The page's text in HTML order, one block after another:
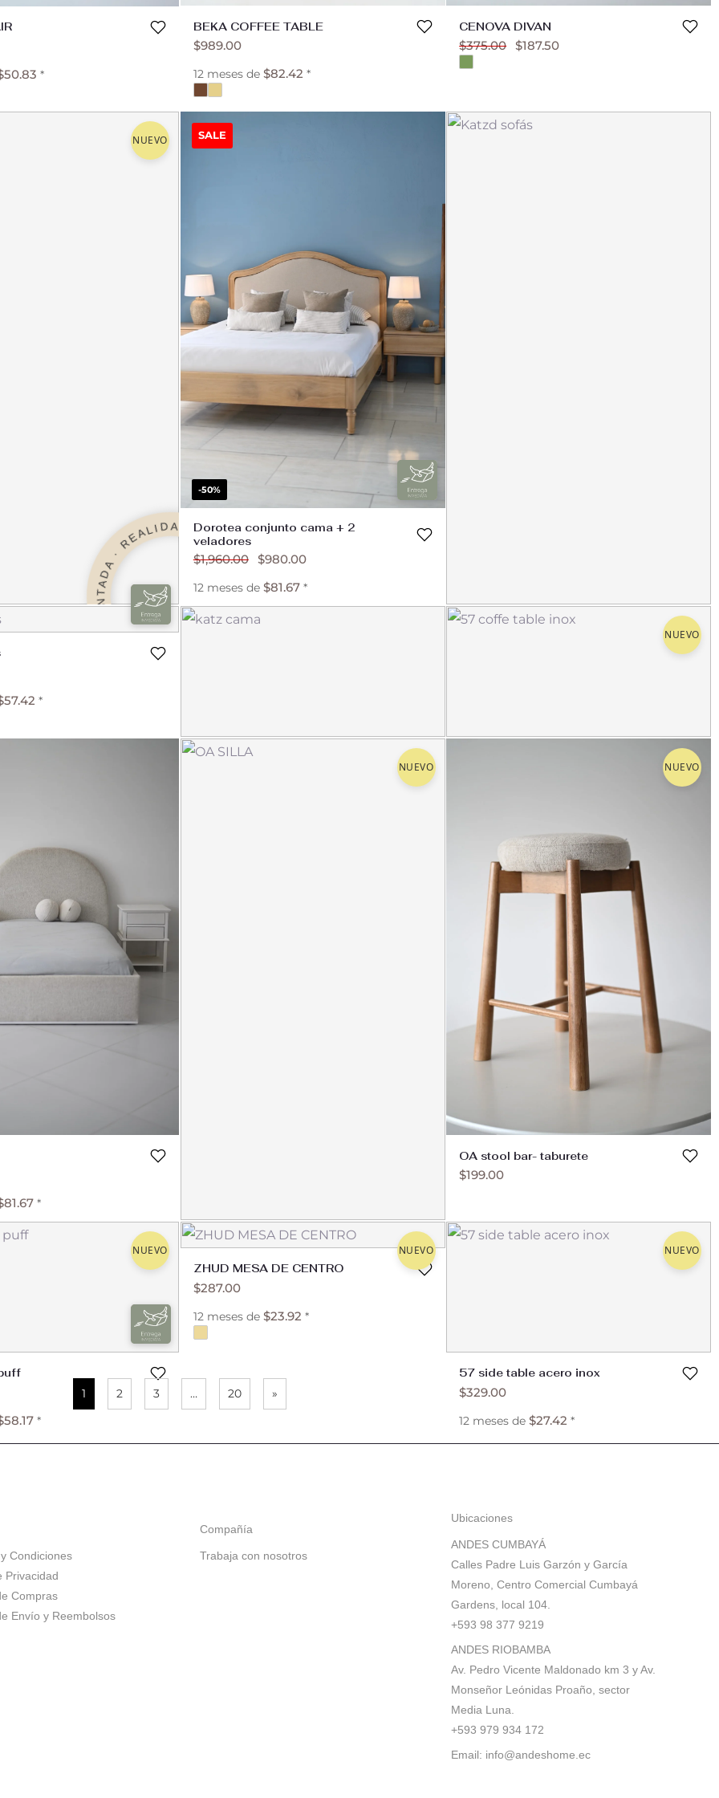
50.83 *
BEKA COFFEE TABLE
$989.00
12 meses de $82.42 *
CENOVA DIVAN
$375.00 $187.50
NUEVO
REALIDAD AUMENTADA · REALIDAD AUMENTADA ·
SALE
-50%
Dorotea conjunto cama + 2
veladores
$1,960.00 $980.00
12 meses de $81.67*
Katzd sofás
57.42 *
katz cama
NUEVO
81.67 *
NUEVO
OA SILLA
12 meses de
NUEVO
OA stool bar- taburete
$199.00
NUEVO
58.17 *
NUEVO
ZHUD MESA DE CENTRO
$287.00
12 meses de $23.92 *
NUEVO
57 side table acero inox
$329.00
12 meses de$27.42 *
1 2 3 … 20 »
Condiciones
Privacidad
Compras
Envío y Reembolsos
Compañía
Trabaja con nosotros
Ubicaciones
ANDES CUMBAYÁ
Calles Padre Luis Garzón y García
Moreno, Centro Comercial Cumbayá
Gardens, local 104.
+593 98 377 9219
ANDES RIOBAMBA
Av. Pedro Vicente Maldonado km 3 y Av.
Monseñor Leónidas Proaño, sector
Media Luna.
+593 979 934 172
Email: info@andeshome.ec